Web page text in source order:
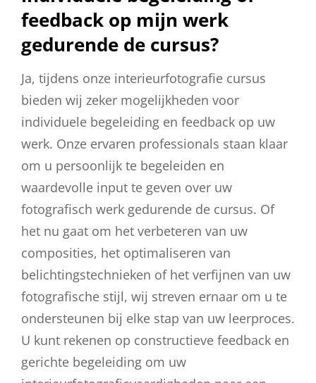
feedback op mijn werk
gedurende de cursus?
Ja, tijdens onze interieurfotografie cursus
bieden wij zeker mogelijkheden voor
individuele begeleiding en feedback op uw
werk. Onze ervaren professionals staan klaar
om u persoonlijk te begeleiden en
waardevolle input te geven over uw
fotografisch werk gedurende de cursus. Of
het nu gaat om het verbeteren van uw
composities, het optimaliseren van
belichtingstechnieken of het verfijnen van uw
fotografische stijl, wij streven ernaar om u te
ondersteunen bij elke stap van uw leerproces.
U kunt rekenen op constructieve feedback en
gerichte begeleiding om uw